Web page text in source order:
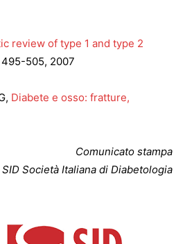
review of type 1 and type 2
495-505, 2007
Diabete e osso: fratture,
Comunicato stampa
SID Società Italiana di Diabetologia